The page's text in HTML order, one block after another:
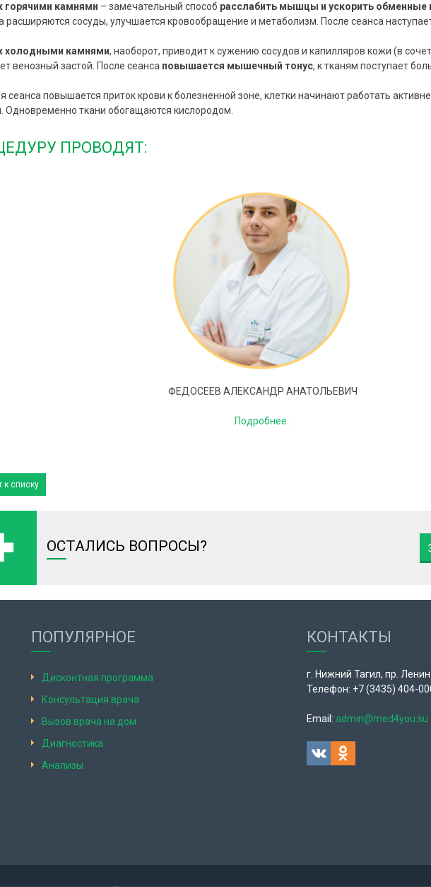
горячими камнями – замечательный способ расслабить мышцы и ускорить обменные
расширяются сосуды, улучшается кровообращение и метаболизм. После сеанса
холодными камнями, наоборот, приводит к сужению сосудов и капилляров кожи (в
венозный застой. После сеанса повышается мышечный тонус, к тканям поступает
сеанса повышается приток крови к болезненной зоне, клетки начинают работать
Одновременно ткани обогащаются кислородом.
ПРОВОДЯТ:
ФЕДОСЕЕВ АЛЕКСАНДР АНАТОЛЬЕВИЧ
Подробнее..
к списку
ОСТАЛИСЬ ВОПРОСЫ?
ПОПУЛЯРНОЕ
Дисконтная программа
Консультация врача
Вызов врача на дом
Диагностика
Анализы
КОНТАКТЫ
г. Нижний Тагил, пр.
Телефон: +7 (3435) 404-
Email: admin@med4you.su